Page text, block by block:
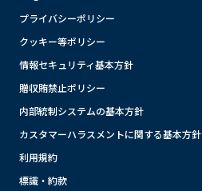
プライバシーポリシー
クッキー等ポリシー
情報セキュリティ基本方針
贈収賄禁止ポリシー
内部統制システムの基本方針
カスタマーハラスメントに関する基本方針
利用規約
標識・約款